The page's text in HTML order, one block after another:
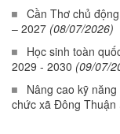
Cần Thơ chủ
– 2027 (08/07/2026)
Học sinh toàn
2029 - 2030 (09/07/
Nâng cao kỹ
chức xã Đông Thuận